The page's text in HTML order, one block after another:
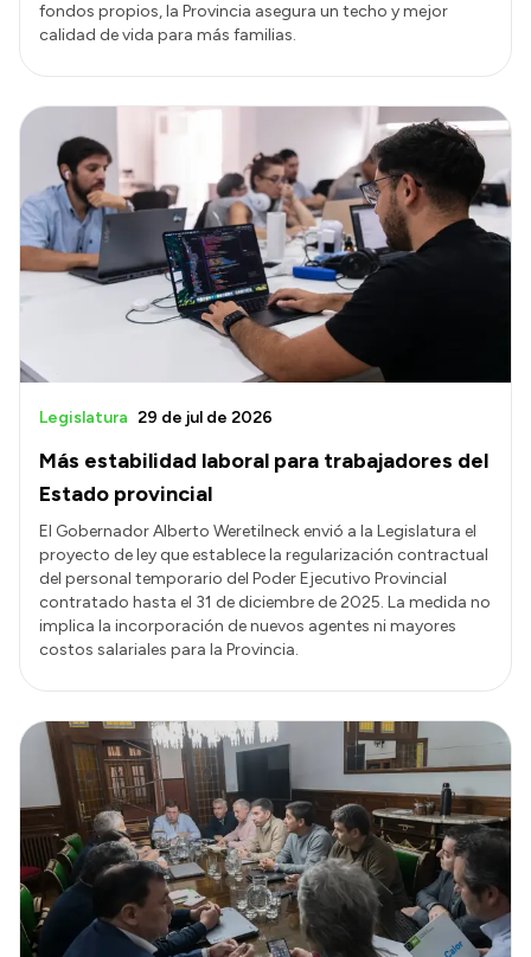
fondos propios, la Provincia asegura un techo y mejor
calidad de vida para más familias.
Más estabilidad laboral para trabajadores del
Estado provincial
Legislatura 29 de jul de 2026
El Gobernador Alberto Weretilneck envió a la Legislatura el
proyecto de ley que establece la regularización contractual
del personal temporario del Poder Ejecutivo Provincial
contratado hasta el 31 de diciembre de 2025. La medida no
implica la incorporación de nuevos agentes ni mayores
costos salariales para la Provincia.